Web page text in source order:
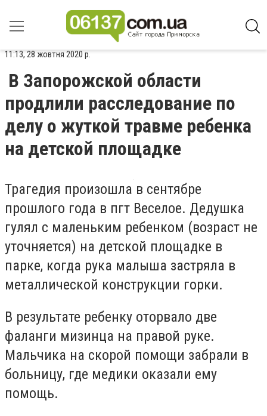
11:13, 28 жовтня 2020 р.
В Запорожской области
продлили расследование по
делу о жуткой травме ребенка
на детской площадке
Трагедия произошла в сентябре
прошлого года в пгт Веселое. Дедушка
гулял с маленьким ребенком (возраст не
уточняется) на детской площадке в
парке, когда рука малыша застряла в
металлической конструкции горки.
В результате ребенку оторвало две
фаланги мизинца на правой руке.
Мальчика на скорой помощи забрали в
больницу, где медики оказали ему
помощь.